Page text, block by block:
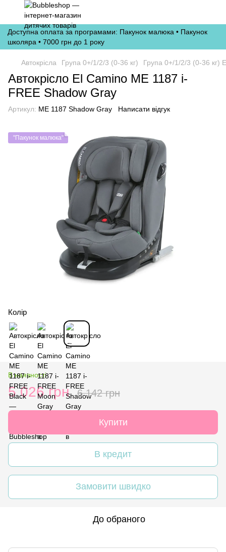
Доступна оплата за програмами: Пакунок малюка • Пакунок
школяра • 7000 грн до 1 року
Автокрісла Група 0+/1/2/3 (0-36 кг) Група 0+/1/2/3 (0-36 кг)
Автокрісло El Camino ME 1187 i-
FREE Shadow Gray
Артикул: ME 1187 Shadow Gray Написати відгук
"Пакунок малюка"
Колір
В наявності
5 026 грн 6 142 грн
Купити
В кредит
Замовити швидко
До обраного